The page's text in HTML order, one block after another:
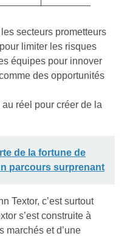
secteurs prometteurs
limiter les risques
équipes pour innover
des opportunités
réel pour créer de la
de la fortune de
parcours surprenant
Textor, c’est surtout
s’est construite à
marchés et d’une